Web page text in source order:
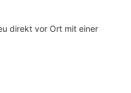
direkt vor Ort mit einer